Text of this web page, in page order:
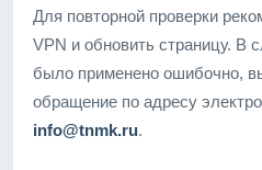
Для повторной проверки
VPN и обновить страницу. В
было применено ошибочно,
обращение по адресу
info@tnmk.ru.